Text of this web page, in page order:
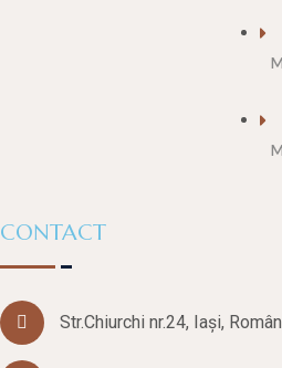
CONTACT
Str.Chiurchi nr.24, Iași,